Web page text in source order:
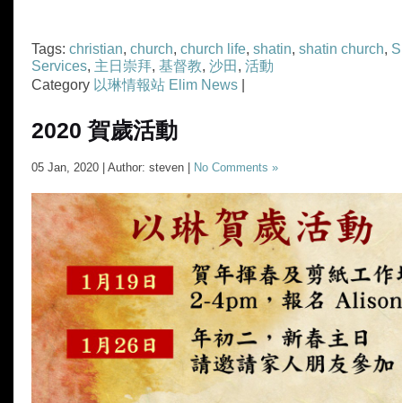
Tags: christian, church, church life, shatin, shatin church,
Services, 主日崇拜, 基督教, 沙田 , 活動
Category 以琳情報站 Elim News
2020 賀歲活動
05 Jan, 2020 | Author: steven | No Comments »